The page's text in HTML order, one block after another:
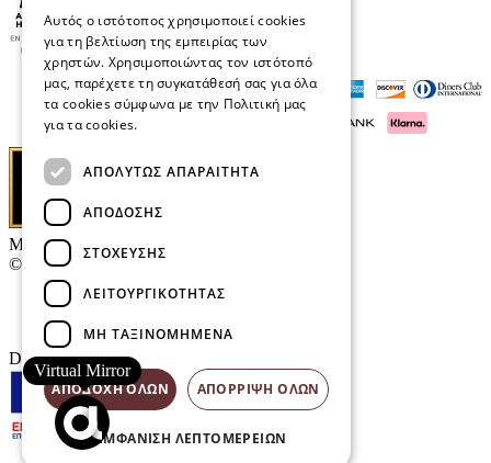
Μαρκάκης Οπτικά
© 2026
Επικοινωνία
E-Volution Awards
Designed & developed by
Virtual Mirror
Αυτός ο ιστότοπος χρησιμοποιεί cookies
για τη βελτίωση της εμπειρίας των
χρηστών. Χρησιμοποιώντας τον ιστότοπό
μας, παρέχετε τη συγκατάθεσή σας για όλα
τα cookies σύμφωνα με την Πολιτική μας
για τα cookies.
ΑΠΟΛΎΤΩΣ ΑΠΑΡΑΊΤΗΤΑ
ΑΠΌΔΟΣΗΣ
ΣΤΌΧΕΥΣΗΣ
ΛΕΙΤΟΥΡΓΙΚΌΤΗΤΑΣ
ΜΗ ΤΑΞΙΝΟΜΗΜΈΝΑ
ΑΠΟΔΟΧΉ ΌΛΩΝ ΑΠΌΡΡΙΨΗ ΌΛΩΝ
ΕΜΦΆΝΙΣΗ ΛΕΠΤΟΜΕΡΕΙΏΝ